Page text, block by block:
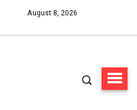
August 8, 2026